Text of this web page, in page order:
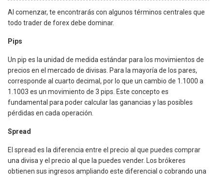
Al comenzar, te encontrarás con algunos términos centrales que
todo trader de forex debe dominar.
Pips
Un pip es la unidad de medida estándar para los movimientos de
precios en el mercado de divisas. Para la mayoría de los pares,
corresponde al cuarto decimal, por lo que un cambio de 1.1000 a
1.1003 es un movimiento de 3 pips. Este concepto es
fundamental para poder calcular las ganancias y las posibles
pérdidas en cada operación.
Spread
El spread es la diferencia entre el precio al que puedes comprar
una divisa y el precio al que la puedes vender. Los brókeres
obtienen sus ingresos ampliando este diferencial o cobrando una